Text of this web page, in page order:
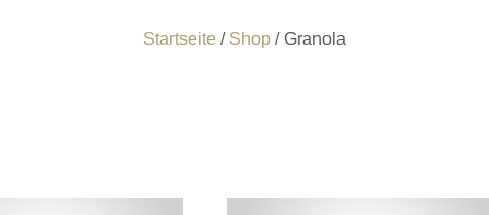
Startseite / Shop / Granola